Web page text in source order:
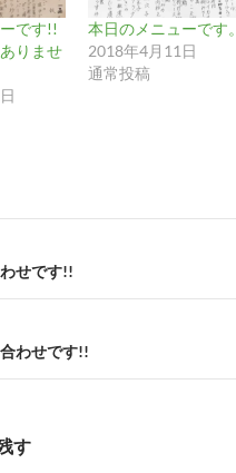
です!!
りませ
本日のメニューです。
2018年4月11日
通常投稿
せです!!
わせです!!
す